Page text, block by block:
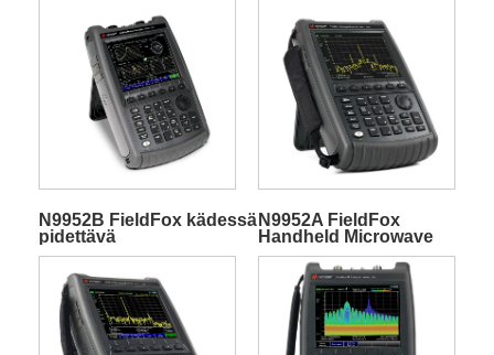
N9952B FieldFox kädessä
pidettävä
mikroaaltospektrianalysaattori
N9952A FieldFox
Handheld Microwave
spektrianalysaattori